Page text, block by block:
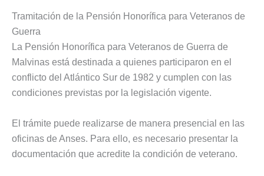
Tramitación de la Pensión Honorífica para Veteranos de
Guerra
La Pensión Honorífica para Veteranos de Guerra de
Malvinas está destinada a quienes participaron en el
conflicto del Atlántico Sur de 1982 y cumplen con las
condiciones previstas por la legislación vigente.
El trámite puede realizarse de manera presencial en las
oficinas de Anses. Para ello, es necesario presentar la
documentación que acredite la condición de veterano.